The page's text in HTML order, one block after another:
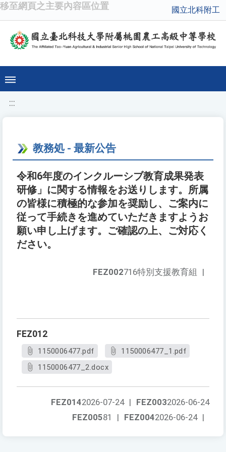
移至網頁之主要內容區位置 國立北科附工
:::
教務処 - 最新公告
令和6年度のインクルーシブ教育成果発表
研修」に関する情報をお送りします。所属
の皆様に積極的な参加を奨励し、ご案内に
従って手続きを進めていただきますようお
願い申し上げます。ご確認の上、ご対応く
ださい。
FEZ002716特別支援教育組 |
FEZ012
1150006477.pdf
1150006477_1.pdf
1150006477_2.docx
FEZ0032026-06-24
FEZ0142026-07-24 |
FEZ0042026-06-24 |
FEZ00581 |